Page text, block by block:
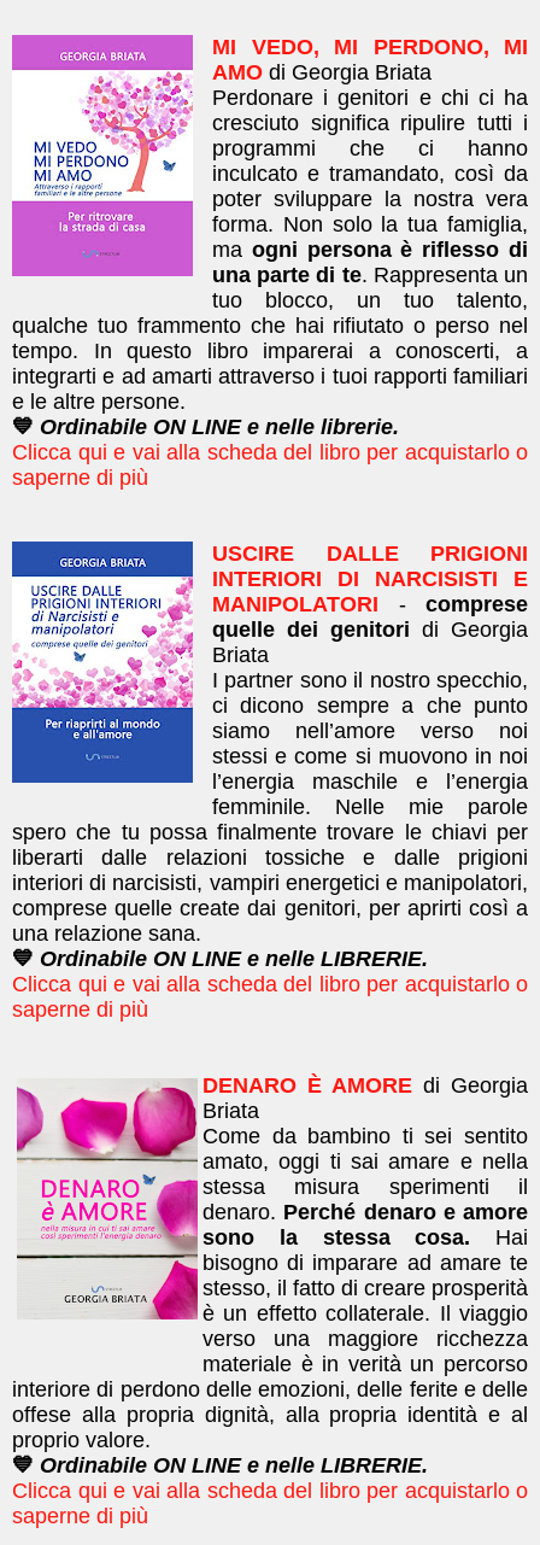
MI VEDO, MI PERDONO, MI
AMO di Georgia Briata
Perdonare i genitori e chi ci ha
cresciuto significa ripulire tutti i
programmi che ci hanno
inculcato e tramandato, così da
poter sviluppare la nostra vera
forma. Non solo la tuafamiglia,
ma ogni persona è riflesso di
una parte di te. Rappresenta un
tuo blocco, un tuo talento,
qualche tuo frammento che hai rifiutato o perso nel
tempo.
In questo libro imparerai a conoscerti, a
integrarti e ad amarti attraverso i tuoi rapporti familiari
e le altre persone.
💙 Ordinabile ON LINE e nelle librerie.
Clicca qui e vai alla scheda del libro per acquistarlo o
saperne di più
USCIRE DALLE PRIGIONI
INTERIORI DI NARCISISTI E
MANIPOLATORI
- comprese
quelle dei genitori di Georgia
Briata
I partner sono il nostro specchio,
ci dicono sempre a che punto
siamo nell’amore verso noi
stessi e come si muovono in noi
l’energia maschile e l’energia
femminile. Nelle mie parole
spero che tu possa finalmente trovare le chiavi per
liberarti dalle relazioni tossiche e dalle prigioni
interiori di narcisisti, vampiri energetici e manipolatori,
comprese quelle create dai genitori, per aprirti così a
una relazione sana.
💙 Ordinabile ON LINE e nelle LIBRERIE.
Clicca qui e vai alla scheda del libro per acquistarlo o
saperne di più
DENARO È AMORE di Georgia
Briata
Come da bambino ti sei sentito
amato, oggi ti sai amare e nella
stessa misura sperimenti il
denaro. Perché denaro e amore
sono la stessa cosa. Hai
bisogno di imparare ad amare te
stesso, il fatto di creare prosperità
è un effetto collaterale. Il viaggio
verso una maggiore ricchezza
materiale è in verità un percorso
interiore di perdono delle emozioni, delle ferite e delle
offese alla propria dignità, alla propria identità e al
proprio valore.
💙 Ordinabile ON LINE e nelle LIBRERIE.
Clicca qui e vai alla scheda del libro per acquistarlo o
saperne di più